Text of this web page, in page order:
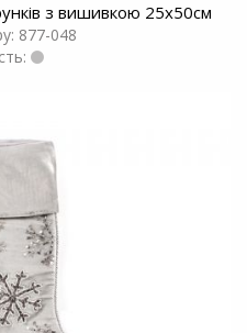
з вишивкою 25x50см
877-048